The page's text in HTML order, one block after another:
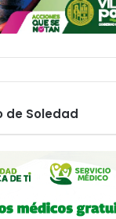
de Soledad